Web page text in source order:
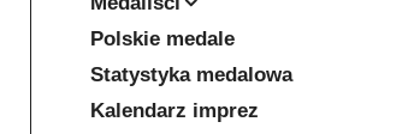
Polskie medale
Statystyka medalowa
Kalendarz imprez